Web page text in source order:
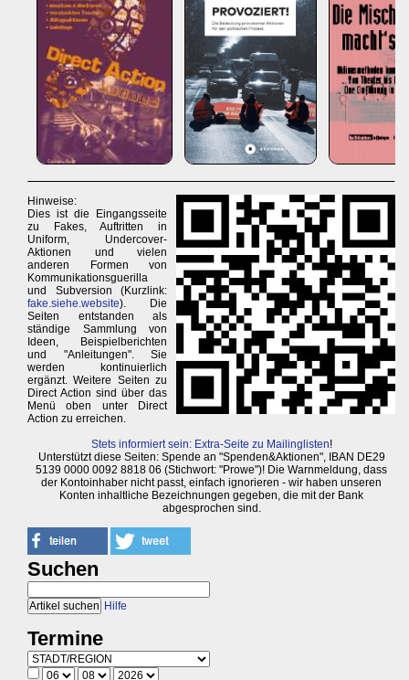
Hinweise:
Dies ist die Eingangsseite
zu Fakes, Auftritten in
Uniform, Undercover-
Aktionen und vielen
anderen Formen von
Kommunikationsguerilla
und Subversion (Kurzlink:
fake.siehe.website). Die
Seiten entstanden als
ständige Sammlung von
Ideen, Beispielberichten
und "Anleitungen". Sie
werden kontinuierlich
ergänzt. Weitere Seiten zu
Direct Action sind über das
Menü oben unter Direct
Action zu erreichen.
Stets informiert sein: Extra-Seite zu Mailinglisten!
Unterstützt diese Seiten: Spende an "Spenden&Aktionen", IBAN DE29
5139 0000 0092 8818 06 (Stichwort: "Prowe")! Die Warnmeldung, dass
der Kontoinhaber nicht passt, einfach ignorieren - wir haben unseren
Konten inhaltliche Bezeichnungen gegeben, die mit der Bank
abgesprochen sind.
Suchen
Hilfe
Termine